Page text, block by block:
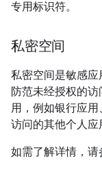
专用标识符。
私密空间
私密空间是敏感
防范未经授权的
用，例如银行应
访问的其他个人应
如需了解详情，请